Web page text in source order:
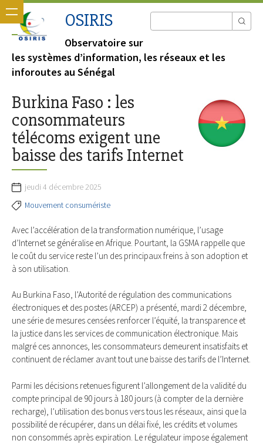
OSIRIS
Observatoire sur
les systèmes d’information, les réseaux et les
inforoutes au Sénégal
Burkina Faso : les
consommateurs
télécoms exigent une
baisse des tarifs Internet
jeudi 4 décembre 2025
Mouvement consumériste
Avec l’accélération de la transformation numérique, l’usage
d’Internet se généralise en Afrique. Pourtant, la GSMA rappelle que
le coût du service reste l’un des principaux freins à son adoption et
à son utilisation.
Au Burkina Faso, l’Autorité de régulation des communications
électroniques et des postes (ARCEP) a présenté, mardi 2 décembre,
une série de mesures censées renforcer l’équité, la transparence et
la justice dans les services de communication électronique. Mais
malgré ces annonces, les consommateurs demeurent insatisfaits et
continuent de réclamer avant tout une baisse des tarifs de l’Internet.
Parmi les décisions retenues figurent l’allongement de la validité du
compte principal de 90 jours à 180 jours (à compter de la dernière
recharge), l’utilisation des bonus vers tous les réseaux, ainsi que la
possibilité de récupérer, dans un délai fixé, les crédits et volumes
non consommés après expiration. Le régulateur impose également